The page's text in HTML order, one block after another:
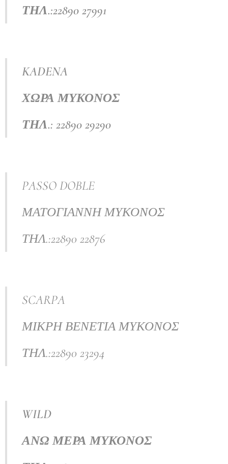
ΤΗΛ.:22890 27991
KADENA
ΧΩΡΑ ΜΥΚΟΝΟΣ
ΤΗΛ.: 22890 29290
PASSO DOBLE
ΜΑΤΟΓΙΑΝΝΗ ΜΥΚΟΝΟΣ
ΤΗΛ.:22890 22876
SCARPA
ΜΙΚΡΗ ΒΕΝΕΤΙΑ ΜΥΚΟΝΟΣ
ΤΗΛ.:22890 23294
WILD
ΑΝΩ ΜΕΡΑ ΜΥΚΟΝΟΣ